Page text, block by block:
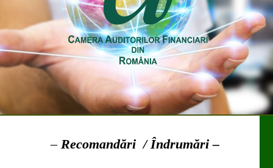
– Recomandări / Îndrumări –